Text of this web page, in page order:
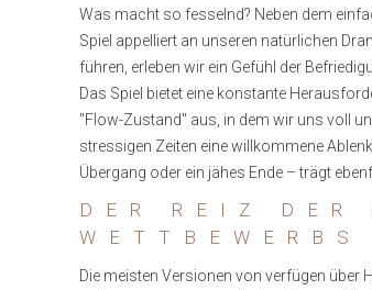
Was macht so fesselnd? Neben dem
Spiel appelliert an unseren natürlichen
führen, erleben wir ein Gefühl der
Das Spiel bietet eine konstante
"Flow-Zustand" aus, in dem wir uns voll
stressigen Zeiten eine willkommene
Übergang oder ein jähes Ende – trägt
DER REIZ DER
WETTBEWERBS
Die meisten Versionen von verfügen über